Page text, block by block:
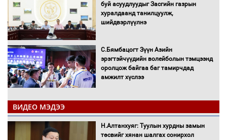
буй асуудлуудыг Засгийн газрын
хуралдаанд танилцуулж,
шийдвэрлүүлнэ
С.Бямбацогт Зүүн Азийн
эрэгтэйчүүдийн волейболын тэмцээнд
оролцож байгаа баг тамирчдад
амжилт хүслээ
Автобензин, дизель түлшний онцгой
албан татварыг тэглэлээ
ВИДЕО МЭДЭЭ
Н.Алтанхуяг: Туулын хурдны замын
төсвийг хянан шалгах сонирхол